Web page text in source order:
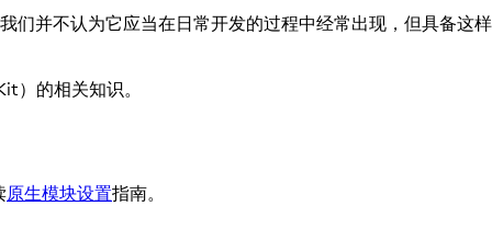
并不认为它应当在日常开发的过程中经常出现，但具备这
）的相关知识。
原生模块设置指南。